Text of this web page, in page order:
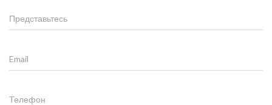
Представьтесь
Email
Телефон